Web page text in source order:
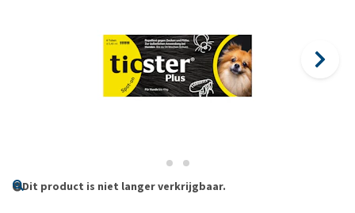
Dit product is niet langer verkrijgbaar.